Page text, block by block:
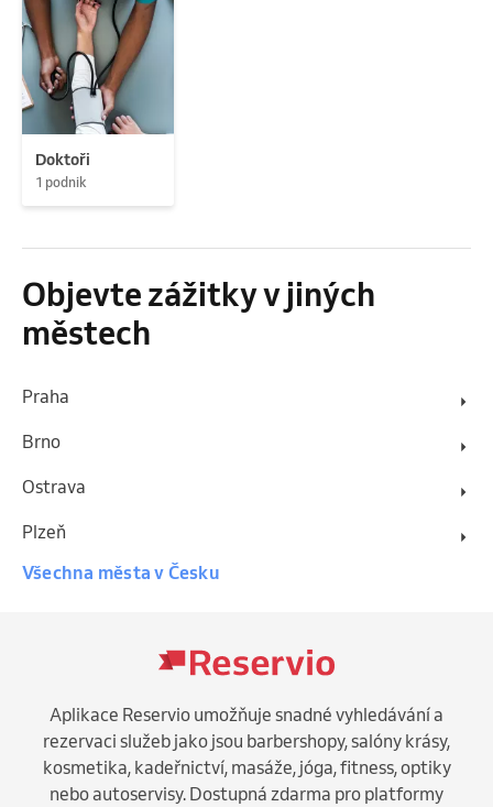
Doktoři
1 podnik
Objevte zážitky v jiných
městech
Praha
Brno
Ostrava
Plzeň
Všechna města v Česku
Aplikace Reservio umožňuje snadné vyhledávání a
rezervaci služeb jako jsou barbershopy, salóny krásy,
kosmetika, kadeřnictví, masáže, jóga, fitness, optiky
nebo autoservisy. Dostupná zdarma pro platformy